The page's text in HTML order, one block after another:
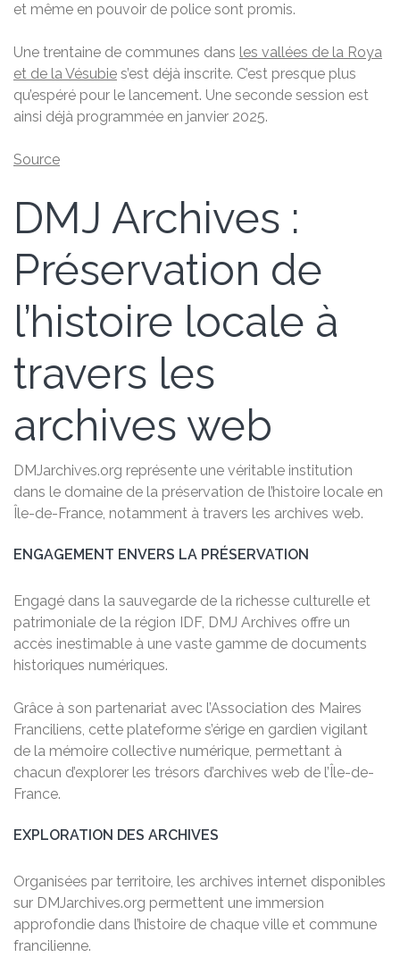
et même en pouvoir de police sont promis.
Une trentaine de communes dans les vallées de la Roya
et de la Vésubie s’est déjà inscrite. C’est presque plus
qu’espéré pour le lancement. Une seconde session est
ainsi déjà programmée en janvier 2025.
Source
DMJ Archives :
Préservation de
l’histoire locale à
travers les
archives web
DMJarchives.org représente une véritable institution
dans le domaine de la préservation de l’histoire locale en
Île-de-France, notamment à travers les archives web.
ENGAGEMENT ENVERS LA PRÉSERVATION
Engagé dans la sauvegarde de la richesse culturelle et
patrimoniale de la région IDF, DMJ Archives offre un
accès inestimable à une vaste gamme de documents
historiques numériques.
Grâce à son partenariat avec l’Association des Maires
Franciliens, cette plateforme s’érige en gardien vigilant
de la mémoire collective numérique, permettant à
chacun d’explorer les trésors d’archives web de l’Île-de-
France.
EXPLORATION DES ARCHIVES
Organisées par territoire, les archives internet disponibles
sur DMJarchives.org permettent une immersion
approfondie dans l’histoire de chaque ville et commune
francilienne.